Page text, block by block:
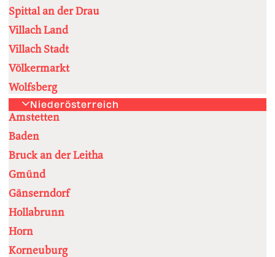
Spittal an der Drau
Villach Land
Villach Stadt
Völkermarkt
Wolfsberg
Niederösterreich
Amstetten
Baden
Bruck an der Leitha
Gmünd
Gänserndorf
Hollabrunn
Horn
Korneuburg